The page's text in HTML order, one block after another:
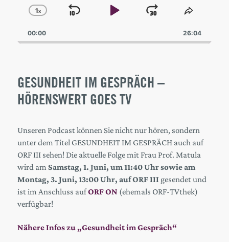
Change
Rate
1x
Skip
Play
Jump
Forward
Share
Episode
00:00 26:04
GESUNDHEIT IM GESPRÄCH –
HÖRENSWERT GOES TV
Unseren Podcast können Sie nicht nur hören, sondern
unter dem Titel GESUNDHEIT IM GESPRÄCH auch auf
ORF III sehen! Die aktuelle Folge mit Frau Prof. Matula
wird am Samstag, 1. Juni, um 11:40 Uhr sowie am
Montag, 3. Juni, 13:00 Uhr, auf ORF III gesendet und
ist im Anschluss aufORF ON (ehemals ORF-TVthek)
verfügbar!
Nähere Infos zu „Gesundheit im Gespräch“